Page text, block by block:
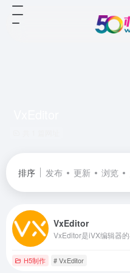
排序 发布 更新 浏览
VxEditor
H5制作 # VxEditor